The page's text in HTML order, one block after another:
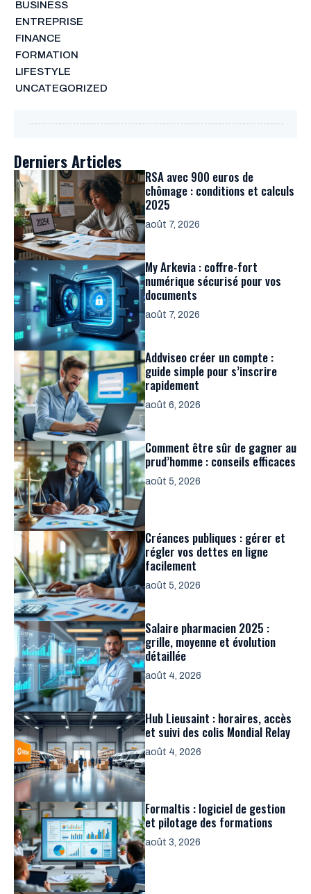
BUSINESS
ENTREPRISE
FINANCE
FORMATION
LIFESTYLE
UNCATEGORIZED
Derniers Articles
RSA avec 900 euros de
chômage : conditions et calculs
2025
août 7, 2026
My Arkevia : coffre-fort
numérique sécurisé pour vos
documents
août 7, 2026
Addviseo créer un compte :
guide simple pour s’inscrire
rapidement
août 6, 2026
Comment être sûr de gagner au
prud’homme : conseils efficaces
août 5, 2026
Créances publiques : gérer et
régler vos dettes en ligne
facilement
août 5, 2026
Salaire pharmacien 2025 :
grille, moyenne et évolution
détaillée
août 4, 2026
Hub Lieusaint : horaires, accès
et suivi des colis Mondial Relay
août 4, 2026
Formaltis : logiciel de gestion
et pilotage des formations
août 3, 2026